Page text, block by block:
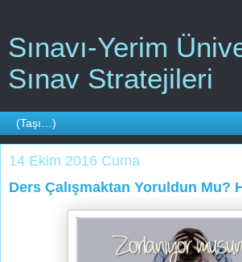
Sınavı-Yerim
Sınav Stratejileri
14 Ekim 2016 Cuma
Ders Çalışmaktan Yoruldun Mu?